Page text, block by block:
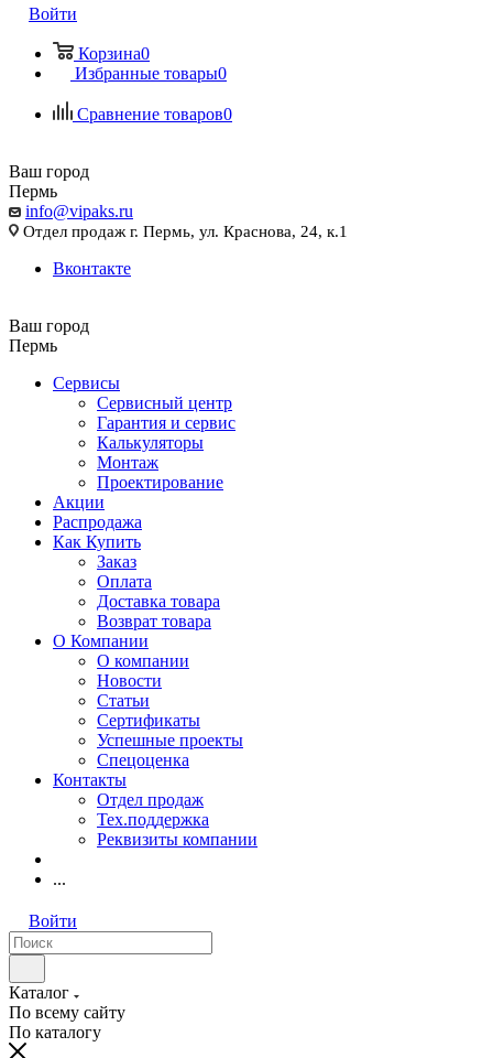
Войти
Корзина0
Избранные товары0
Сравнение товаров0
Ваш город
Пермь
info@vipaks.ru
Отдел продаж г. Пермь, ул. Краснова, 24, к.1
Вконтакте
Ваш город
Пермь
Сервисы
Сервисный центр
Гарантия и сервис
Калькуляторы
Монтаж
Проектирование
Акции
Распродажа
Как Купить
Заказ
Оплата
Доставка товара
Возврат товара
О Компании
О компании
Новости
Статьи
Сертификаты
Успешные проекты
Спецоценка
Контакты
Отдел продаж
Тех.поддержка
Реквизиты компании
...
Войти
Каталог
По всему сайту
По каталогу